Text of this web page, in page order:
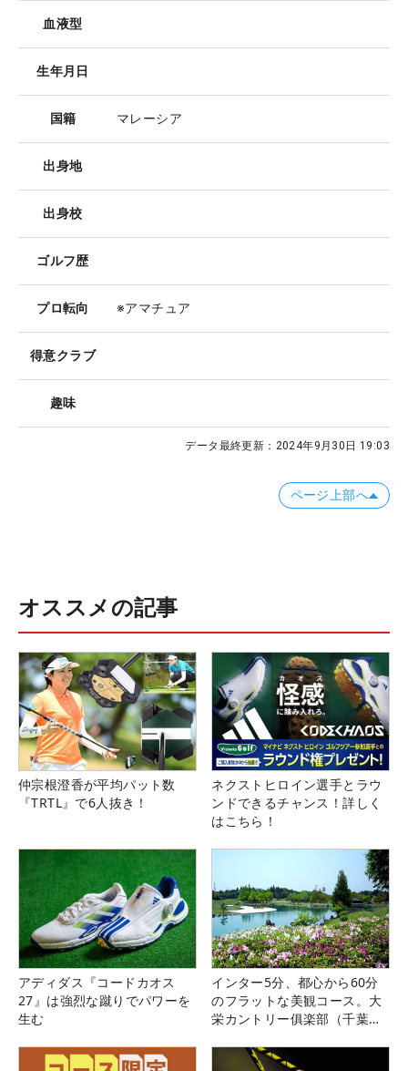
血液型
生年月日
国籍 マレーシア
出身地
出身校
ゴルフ歴
プロ転向 ※アマチュア
得意クラブ
趣味
データ最終更新： 2024年9月30日 19:03
ページ上部へ
オススメの記事
仲宗根澄香が平均パット数
『TRTL』で6人抜き！
ネクストヒロイン選手とラウ
ンドできるチャンス！詳しく
はこちら！
アディダス『コードカオス
27』は強烈な蹴りでパワーを
生む
インター5分、都心から60分
のフラットな美観コース。大
栄カントリー俱楽部（千葉